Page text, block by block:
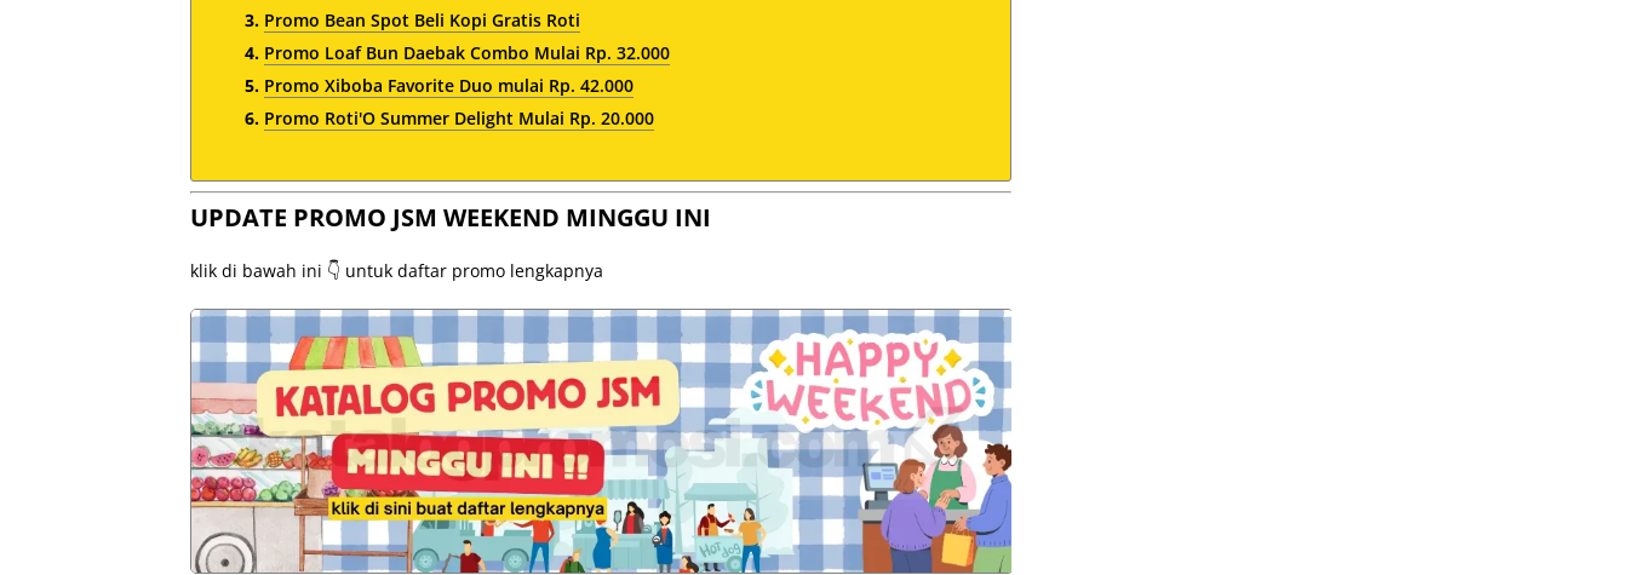
Promo Bean Spot Beli Kopi Gratis Roti
Promo Loaf Bun Daebak Combo Mulai Rp. 32.000
Promo Xiboba Favorite Duo mulai Rp. 42.000
Promo Roti'O Summer Delight Mulai Rp. 20.000
UPDATE PROMO JSM WEEKEND MINGGU INI
klik di bawah ini 👇 untuk daftar promo lengkapnya